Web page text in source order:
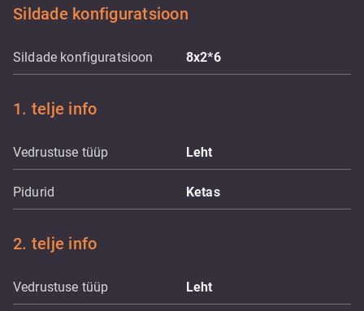
Sildade konfiguratsioon
Sildade konfiguratsioon 8x2*6
1. telje info
Vedrustuse tüüp Leht
Pidurid Ketas
2. telje info
Vedrustuse tüüp Leht